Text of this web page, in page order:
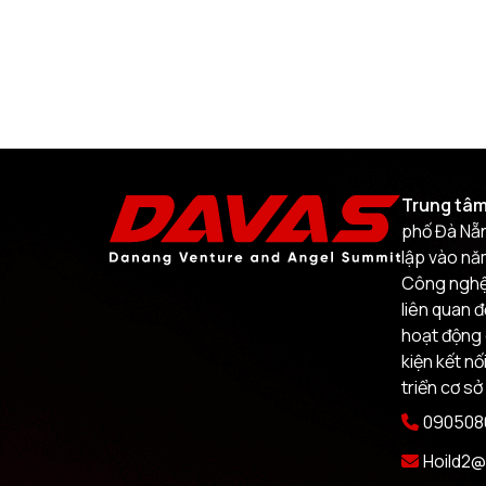
Trung
phố Đà
lập vào
Công
liên quan
hoạt động
kiện kết
triển cơ